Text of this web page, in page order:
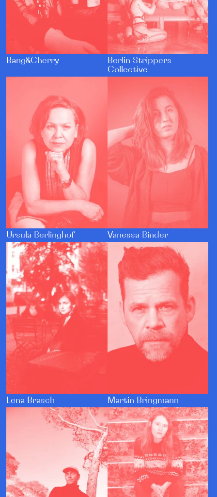
Bang&Cherry
Berlin Strippers
Collective
Ursula Berlinghof Vanessa Binder
Lena Brasch Martin Bringmann